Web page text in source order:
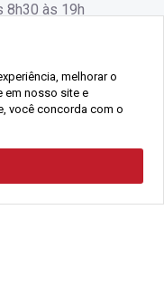
Florianópolis -
Salas 1, 2 e 3 -
8h30 às 19h
O - Todos os direitos
37
melhorar o
em nosso site e
você concorda com o